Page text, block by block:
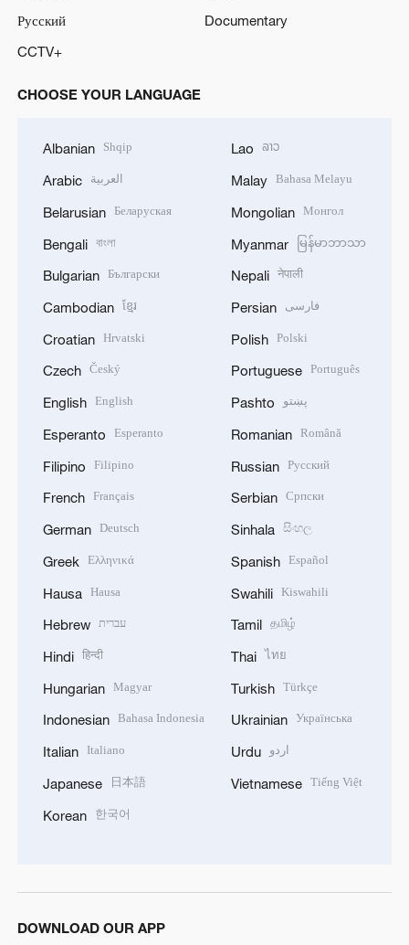
Русский
Documentary
CCTV+
CHOOSE YOUR LANGUAGE
Albanian Shqip
Arabic العربية
Belarusian Беларуская
Bengali বাংলা
Bulgarian Български
Cambodian ខ្មែរ
Croatian Hrvatski
Czech Český
English English
Esperanto Esperanto
Filipino Filipino
French Français
German Deutsch
Greek Ελληνικά
Hausa Hausa
Hebrew עברית
Hindi हिन्दी
Hungarian Magyar
Indonesian Bahasa Indonesia
Italian Italiano
Japanese 日本語
Korean 한국어
Lao ລາວ
Malay Bahasa Melayu
Mongolian Монгол
Myanmar မြန်မာဘာသာ
Nepali नेपाली
Persian فارسی
Polish Polski
Portuguese Português
Pashto پښتو
Romanian Română
Russian Русский
Serbian Српски
Sinhala සිංහල
Spanish Español
Swahili Kiswahili
Tamil தமிழ்
Thai ไทย
Turkish Türkçe
Ukrainian Українська
Urdu اردو
Vietnamese Tiếng Việt
DOWNLOAD OUR APP